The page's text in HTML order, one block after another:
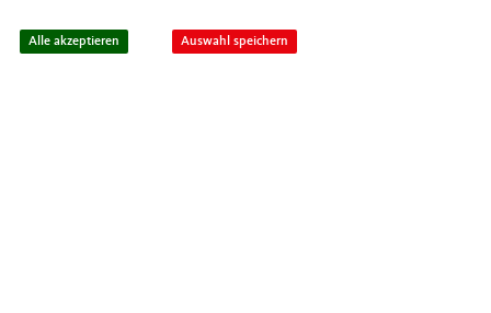
Alle akzeptieren Auswahl speichern